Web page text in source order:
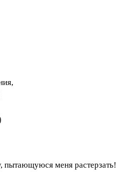
пытающуюся меня растерзать!